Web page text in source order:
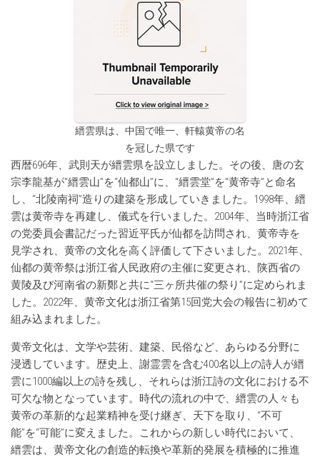
縉雲県は、中国で唯一、軒轅黄帝の名
を冠した県です
西暦696年、武則天が縉雲県を設立しました。その後、唐の玄
宗李龍基が“縉雲山”を“仙都山”に、“縉雲堂”を“黄帝寺”と命名
し、“北陵南祠”造りの建築を形成していきました。1998年、縉
雲は黄帝寺を再建し、儀式を行いました。2004年、当時浙江省
の党委員会書記だった習近平氏が仙都を訪問され、黄帝寺を
見学され、黄帝の文化を高く評価して下さいました。2021年、
仙都の黄帝祭は浙江省人民政府の主催に変更され、陕西省の
黄陵及び河南省の新鄭と共に“三ヶ所共催の祭り”に定められま
した。2022年、黄帝文化は浙江省第15回党大会の報告に初めて
組み込まれました。
黄帝文化は、文学や芸術、建築、民俗など、あらゆる分野に
浸透しています。歴史上、謝霊雲を含む400名以上の詩人が縉
雲に1000編以上の詩を残し、それらは浙江詩の文化における不
可欠な物となっています。時代の流れの中で、縉雲の人々も
黄帝の革新的な起業精神を受け継ぎ、天下を取り、“不可
能”を“可能”に変えました。これからの新しい時代において、
縉雲は、黄帝文化の創造的転換や革新的発展を積極的に推進